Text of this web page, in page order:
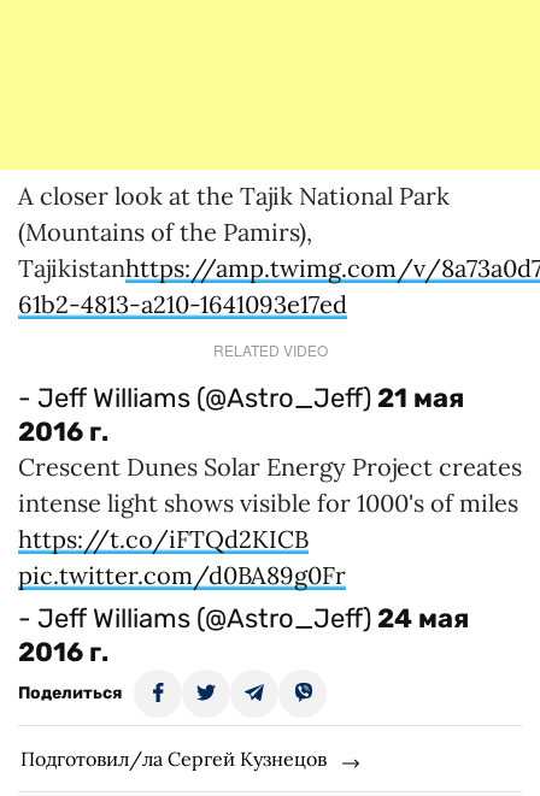
A closer look at the Tajik National Park
(Mountains of the Pamirs),
Tajikistanhttps://amp.twimg.com/v/
61b2-4813-a210-1641093e17ed
RELATED VIDEO
- Jeff Williams (@Astro_Jeff) 21 мая
2016 г.
Crescent Dunes Solar Energy Project creates
intense light shows visible for 1000's of miles
https://t.co/iFTQd2KICB
pic.twitter.com/d0BA89g0Fr
- Jeff Williams (@Astro_Jeff) 24 мая
2016 г.
Поделиться
Подготовил/ла Сергей Кузнецов